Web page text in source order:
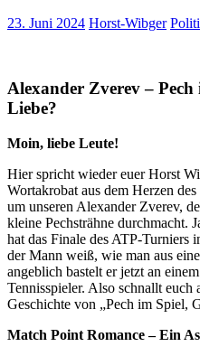
23. Juni 2024 Horst-Wibger
Alexander Zverev –
Liebe?
Moin, liebe Leute!
Hier spricht wieder euer Horst
Wortakrobat aus dem Herzen
um unseren Alexander Zverev,
kleine Pechsträhne durchmacht.
hat das Finale des ATP-Turniers
der Mann weiß, wie man aus
angeblich bastelt er jetzt an
Tennisspieler. Also schnallt euch
Geschichte von „Pech im Spiel,
Match Point Romance – Ein